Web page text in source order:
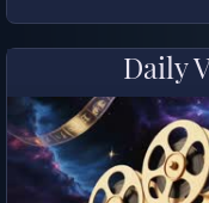
Daily